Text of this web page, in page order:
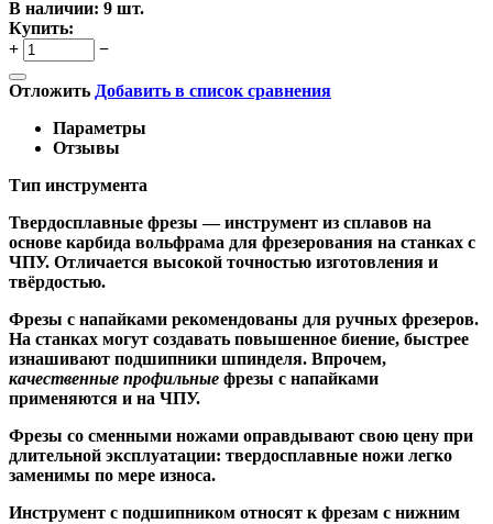
В наличии: 9 шт.
Купить:
+
−
Отложить Добавить в список сравнения
Параметры
Отзывы
Тип инструмента
Твердосплавные фрезы — инструмент из сплавов на
основе карбида вольфрама для фрезерования на станках с
ЧПУ. Отличается высокой точностью изготовления и
твёрдостью.
Фрезы с напайками рекомендованы для ручных фрезеров.
На станках могут создавать повышенное биение, быстрее
изнашивают подшипники шпинделя. Впрочем,
качественные профильные фрезы с напайками
применяются и на ЧПУ.
Фрезы со сменными ножами оправдывают свою цену при
длительной эксплуатации: твердосплавные ножи легко
заменимы по мере износа.
Инструмент с подшипником относят к фрезам с нижним